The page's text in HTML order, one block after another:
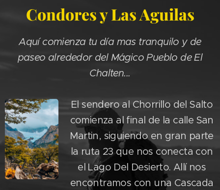
Condores y Las Aguilas
Aquí comienza tu día mas tranquilo y de
paseo alrededor del Mágico Pueblo de El
Chalten...
El sendero al Chorrillo del Salto
comienza al final de la calle San
Martin, siguiendo en gran parte
la ruta 23 que nos conecta con
el Lago Del Desierto. Allí nos
encontramos con una Cascada